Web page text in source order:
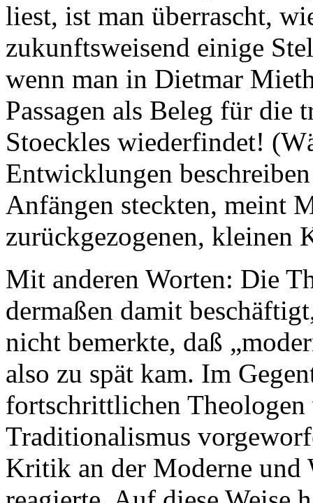
liest, ist man überrascht,
zukunftsweisend einige
wenn man in Dietmar
Passagen als Beleg für die
Stoeckles wiederfindet!
Entwicklungen
Anfängen steckten, meint
zurückgezogenen, kleinen
Mit anderen Worten: Die
dermaßen damit
nicht bemerkte, daß
also zu spät kam. Im
fortschrittlichen Theologen
Traditionalismus
Kritik an der Moderne und